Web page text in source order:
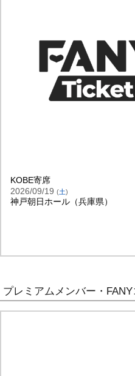
KOBE寄席
2026/09/19 (土)
神戸朝日ホール（兵庫県）
プレミアムメンバー・